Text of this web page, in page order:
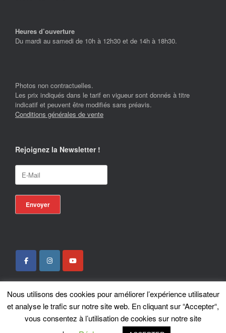
Heures d’ouverture
Du mardi au samedi de 10h à 12h30 et de 14h à 18h30.
Photos non contractuelles.
Les prix indiqués dans le tarif en vigueur sont donnés à titre
indicatif et peuvent être modifiés sans préavis.
Conditions générales de vente
Rejoignez la Newsletter !
Locotrans SPRL - Exclusive Store Royal Enfield - Royal Enfield Brussels - ©
2026
ASiteOrigin Theme
Nous utilisons des cookies pour améliorer l’expérience utilisateur
et analyse le trafic sur notre site web. En cliquant sur “Accepter“,
vous consentez à l’utilisation de cookies sur notre site